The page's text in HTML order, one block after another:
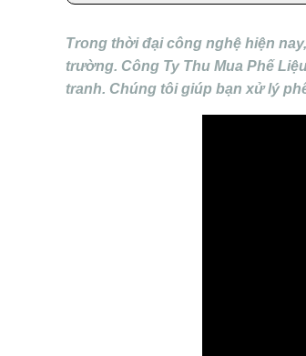
Trong thời đại công nghệ hiện
trường. Công Ty Thu Mua Phế
tranh. Chúng tôi giúp bạn xử lý